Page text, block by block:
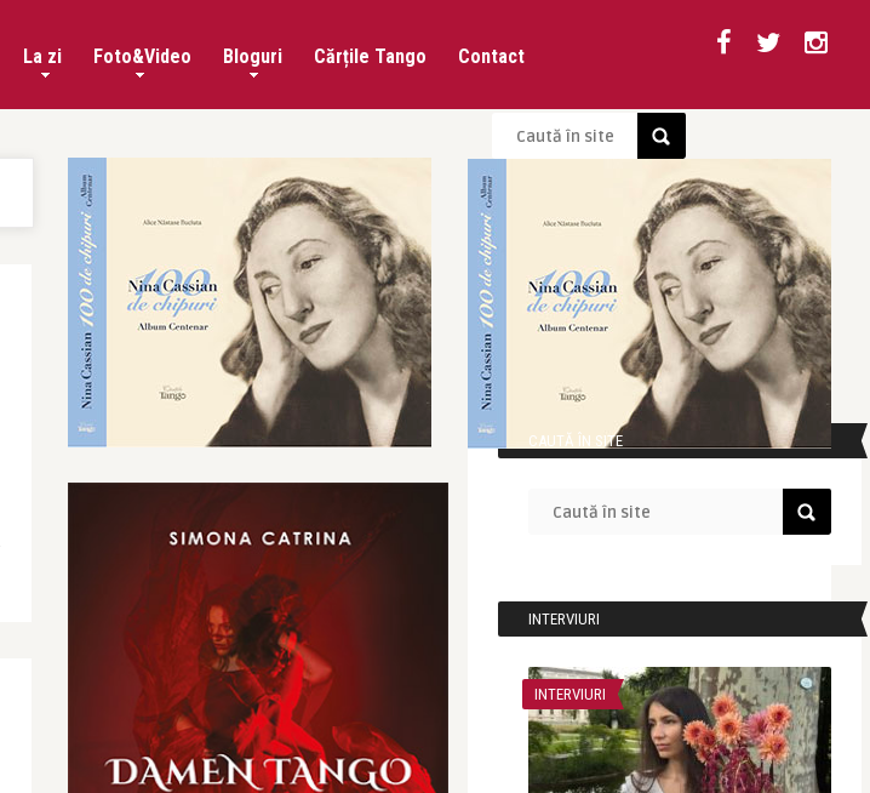
La zi Foto&Video Bloguri Cărțile Tango Contact
CAUTĂ ÎN SITE
INTERVIURI
INTERVIURI